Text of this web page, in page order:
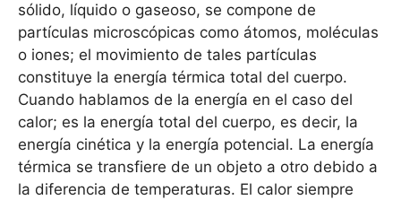
sólido, líquido o gaseoso, se compone de
partículas microscópicas como átomos, moléculas
o iones; el movimiento de tales partículas
constituye la energía térmica total del cuerpo.
Cuando hablamos de la energía en el caso del
calor; es la energía total del cuerpo, es decir, la
energía cinética y la energía potencial. La energía
térmica se transfiere de un objeto a otro debido a
la diferencia de temperaturas. El calor siempre